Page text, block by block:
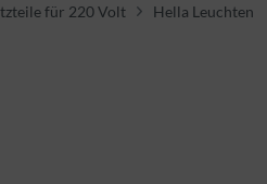
für 220 Volt Hella Leuchten